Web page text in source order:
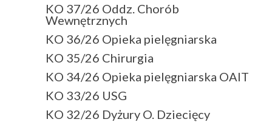
KO 37/26 Oddz. Chorób
Wewnętrznych
KO 36/26 Opieka pielęgniarska
KO 35/26 Chirurgia
KO 34/26 Opieka pielęgniarska OAIT
KO 33/26 USG
KO 32/26 Dyżury O. Dziecięcy